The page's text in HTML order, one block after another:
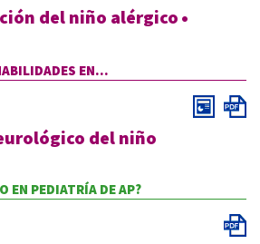
del niño alérgico •
EN...
del niño
EN PEDIATRÍA DE AP?